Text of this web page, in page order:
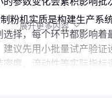
粉机实质是构建生产
选择，每个环节都影响着
议先用小批量试产验证
密度、流动性等实际指标
展开更多内容 